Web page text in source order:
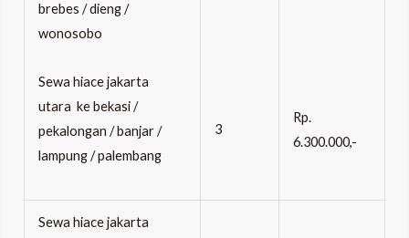
brebes / dieng /
wonosobo
Sewa hiace jakarta
utara ke bekasi /
pekalongan / banjar /
lampung / palembang
3
Rp.
6.300.000,-
Sewa hiace jakarta